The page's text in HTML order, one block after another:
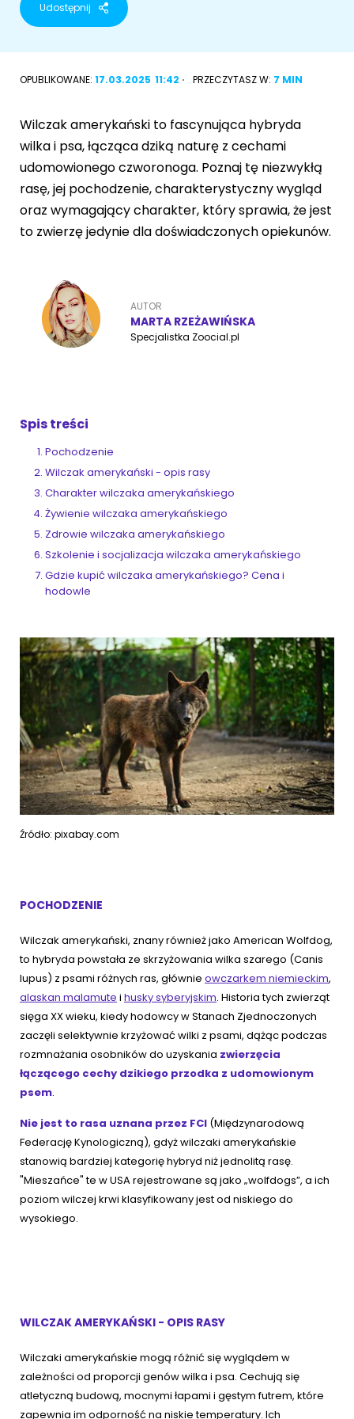
RASY PSÓW
Sznaucer miniaturowy
Golden retriever
Buldog francuski
Owczarek niemiecki
Wyszukiwarka ras psów
Przyjazne miejsca
Kot perski
Kot rosyjski niebieski
Udostępnij
OPUBLIKOWANE: 17.03.2025 11:42 PRZECZYTASZ W: 7 MIN
Wilczak amerykański to fascynująca hybryda
wilka i psa, łącząca dziką naturę z cechami
udomowionego czworonoga. Poznaj tę niezwykłą
rasę, jej pochodzenie, charakterystyczny wygląd
oraz wymagający charakter, który sprawia, że jest
to zwierzę jedynie dla doświadczonych opiekunów.
AUTOR
MARTA RZEŻAWIŃSKA
Specjalistka Zoocial.pl
Spis treści
Pochodzenie
Wilczak amerykański - opis rasy
Charakter wilczaka amerykańskiego
Żywienie wilczaka amerykańskiego
Zdrowie wilczaka amerykańskiego
Szkolenie i socjalizacja wilczaka amerykańskiego
Gdzie kupić wilczaka amerykańskiego? Cena i
hodowle
Źródło: pixabay.com
POCHODZENIE
Wilczak amerykański, znany również jako American Wolfdog,
to hybryda powstała ze skrzyżowania wilka szarego (Canis
lupus) z psami różnych ras, głównie owczarkem niemieckim,
alaskan malamute i husky syberyjskim. Historia tych zwierząt
sięga XX wieku, kiedy hodowcy w Stanach Zjednoczonych
zaczęli selektywnie krzyżować wilki z psami, dążąc podczas
rozmnażania osobników do uzyskania zwierzęcia
łączącego cechy dzikiego przodka z udomowionym
psem.
Nie jest to rasa uznana przez FCI (Międzynarodową
Federację Kynologiczną), gdyż wilczaki amerykańskie
stanowią bardziej kategorię hybryd niż jednolitą rasę.
"Mieszańce" te w USA rejestrowane są jako „wolfdogs”, a ich
poziom wilczej krwi klasyfikowany jest od niskiego do
wysokiego.
WILCZAK AMERYKAŃSKI - OPIS RASY
Wilczaki amerykańskie mogą różnić się wyglądem w
zależności od proporcji genów wilka i psa. Cechują się
atletyczną budową, mocnymi łapami i gęstym futrem, które
zapewnia im odporność na niskie temperatury. Ich